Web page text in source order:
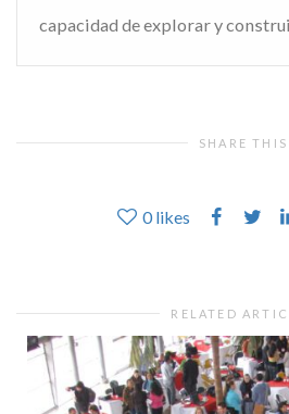
capacidad de explorar y
SHARE THIS
0 likes
RELATED